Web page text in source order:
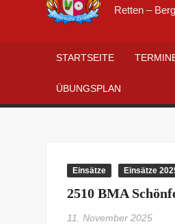
Retten –
STARTSEITE
ÜBUNGSPLAN
Einsätze Einsätze
2510 BMA
11. November 2025